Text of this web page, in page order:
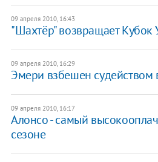
09 апреля 2010, 16:43
"Шахтёр" возвращает
09 апреля 2010, 16:29
Эмери взбешен судейством
09 апреля 2010, 16:17
Алонсо - самый
сезоне